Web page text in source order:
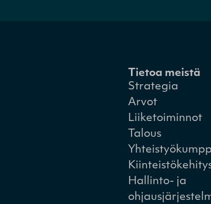
Tietoa meistä
Strategia
Arvot
Liiketoiminnot
Talous
Hallinto- ja